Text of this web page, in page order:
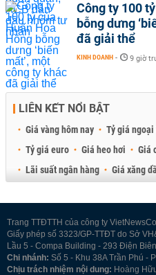
Công ty 100
bỗng dưng
đã giải thể
KINH DOANH - 9 giờ
LIÊN KẾT NỔI BẬT
Giá vàng hôm nay Tỷ giá ngoại
Tỷ giá euro
Giá heo hơi Giá
Lãi suất ngân hàng
Giá xăng
Trang TTĐTTH của công ty
Giấy phép số 3323/GP-TTĐT do Sở
Lầu 5 - Compa Building - 293 Điện
Chi nhánh: Số 5 - Khu 38A Trần Phú -
Chịu trách nhiệm nội dung: Hoàng